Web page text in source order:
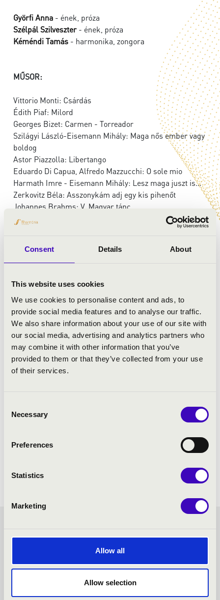
Consent Details About
This website uses cookies
We use cookies to personalise content and ads, to
provide social media features and to analyse our traffic.
We also share information about your use of our site with
our social media, advertising and analytics partners who
may combine it with other information that you’ve
provided to them or that they’ve collected from your use
of their services.
Selection
Necessary
Preferences
Statistics
Marketing
Allow all
Allow selection
Györfi Anna - ének, próza
Szélpál Szilveszter- ének, próza
Kéméndi Tamás - harmonika, zongora
MŰSOR:
Vittorio Monti: Csárdás
Édith Piaf: Milord
Georges Bizet: Carmen - Torreador
Szilágyi László-Eisemann Mihály: Maga nős ember vagy
boldog
Astor Piazzolla: Libertango
Eduardo Di Capua, Alfredo Mazzucchi: O sole mio
Harmath Imre - Eisemann Mihály: Lesz maga juszt is...
Zerkovitz Béla: Asszonykám adj egy kis pihenőt
Johannes Brahms: V. Magyar tánc
Martos Ferenc-Huszka Jenő: Londonban hej...
Ifj. Jáhn Antal: Orosz fantázia
Zerkovitz Béla - Szilágyi János: Éjjel az Omnibusz
Kálmán Imre: Húzzad csak kivilágos…
Zerkovitz Béla: Mi muzsikus lelkek
FORTISSIMO BÉRLET -
NAGYKANIZSA - TOVÁBBI
KONCERTEK